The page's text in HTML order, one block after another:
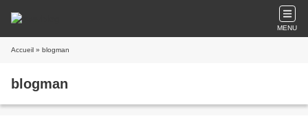
MENU
Accueil » blogman
blogman